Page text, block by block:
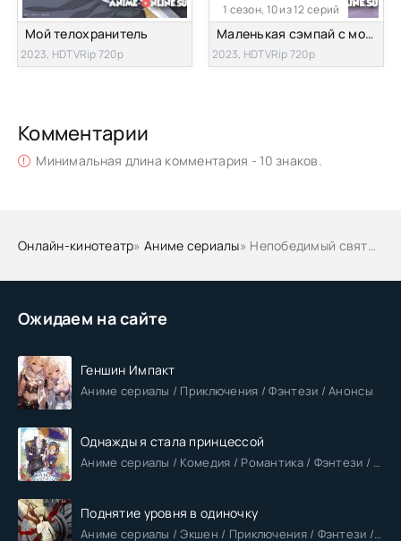
Ожидаем на сайте
Геншин Импакт
Аниме сериалы / Приключения / Фэнтези / Анонсы
Однажды я стала принцессой
Аниме сериалы / Комедия / Романтика / Фэнтези / Анонсы
Поднятие уровня в одиночку
Аниме сериалы / Экшен / Приключения / Фэнтези / Анонсы
Мой телохранитель
2023, HDTVRip 720p
1 сезон, 10 из 12 серий
Маленькая сэмпай с моей работы
2023, HDTVRip 720p
Комментарии
Минимальная длина комментария - 10 знаков.
Онлайн-кинотеатр»Аниме сериалы» Непобедимый святой: Путь, которым я иду, чтобы выжить в другом мире